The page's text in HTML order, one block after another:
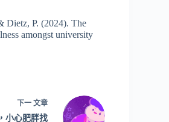
Dietz, P. (2024). The
amongst university
下一 文章
小心肥胖找